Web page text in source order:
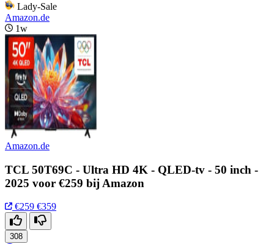
Lady-Sale
Amazon.de
1w
Amazon.de
TCL 50T69C - Ultra HD 4K - QLED-tv - 50 inch -
2025 voor €259 bij Amazon
€259 €359
308